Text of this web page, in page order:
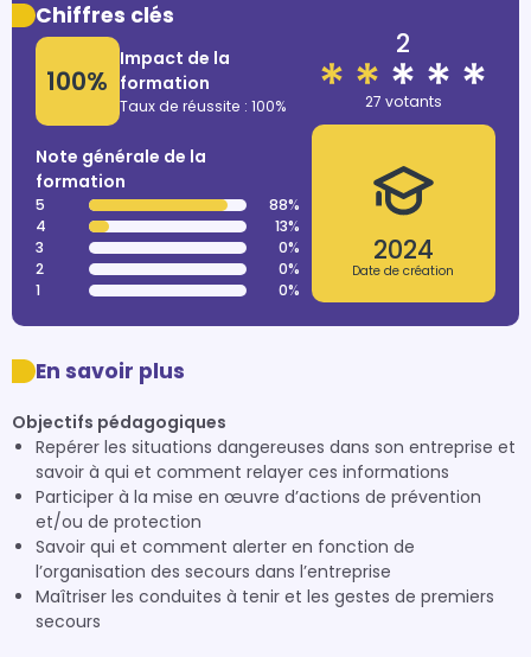
Chiffres clés
100%
Impact de la
formation
Taux de réussite : 100%
Note générale de la
formation
5
88%
4
13%
3
0%
2
0%
1
0%
2
27 votants
2024
Date de création
En savoir plus
Objectifs pédagogiques
Repérer les situations dangereuses dans son entreprise et
savoir à qui et comment relayer ces informations
Participer à la mise en œuvre d’actions de prévention
et/ou de protection
Savoir qui et comment alerter en fonction de
l’organisation des secours dans l’entreprise
Maîtriser les conduites à tenir et les gestes de premiers
secours